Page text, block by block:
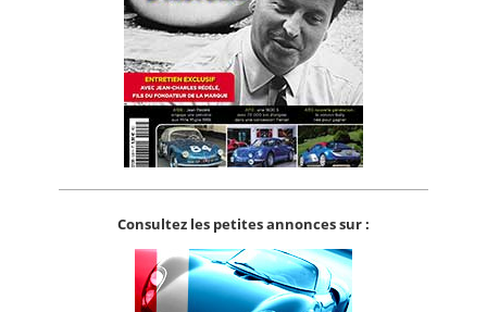
Consultez les petites annonces sur :